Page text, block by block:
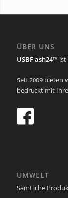
ÜBER UNS
USBFlash24™ ist
Seit 2009 bieten
bedruckt mit
UMWELT
Sämtliche